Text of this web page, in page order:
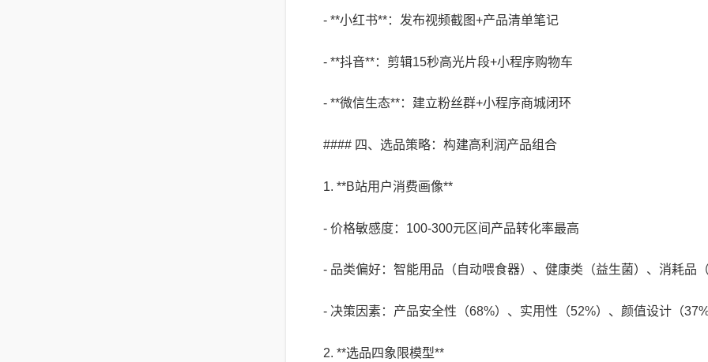
- **小红书**：发布视频截图+产品清单笔记
- **抖音**：剪辑15秒高光片段+小程序购物车
- **微信生态**：建立粉丝群+小程序商城闭环
#### 四、选品策略：构建高利润产品组合
1. **B站用户消费画像**
- 价格敏感度：100-300元区间产品转化率最高
- 品类偏好：智能用品（自动喂食器）、健康类（益生菌）、消耗品（
- 决策因素：产品安全性（68%）、实用性（52%）、颜值设计（37%
2. **选品四象限模型**